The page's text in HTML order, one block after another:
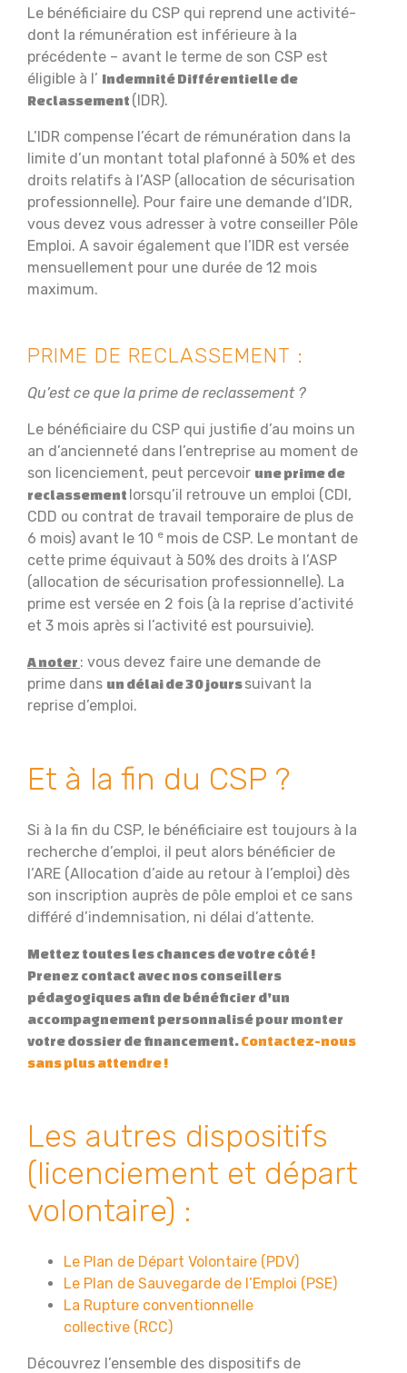
Le bénéficiaire du CSP qui reprend une activité-
dont la rémunération est inférieure à la
précédente – avant le terme de son CSP est
éligible à l’ Indemnité Différentielle de
Reclassement (IDR).
L’IDR compense l’écart de rémunération dans la
limite d’un montant total plafonné à 50% et des
droits relatifs à l’ASP (allocation de sécurisation
professionnelle). Pour faire une demande d’IDR,
vous devez vous adresser à votre conseiller Pôle
Emploi. A savoir également que l’IDR est versée
mensuellement pour une durée de 12 mois
maximum.
PRIME DE RECLASSEMENT :
Qu’est ce que la prime de reclassement ?
Le bénéficiaire du CSP qui justifie d’au moins un
an d’ancienneté dans l’entreprise au moment de
son licenciement, peut percevoir une prime de
reclassement lorsqu’il retrouve un emploi (CDI,
CDD ou contrat de travail temporaire de plus de
6 mois) avant le 10 e mois de CSP. Le montant de
cette prime équivaut à 50% des droits à l’ASP
(allocation de sécurisation professionnelle). La
prime est versée en 2 fois (à la reprise d’activité
et 3 mois après si l’activité est poursuivie).
A noter : vous devez faire une demande de
prime dans un délai de 30 jourssuivant la
reprise d’emploi.
Et à la fin du CSP ?
Si à la fin du CSP, le bénéficiaire est toujours à la
recherche d’emploi, il peut alors bénéficier de
l’ARE (Allocation d’aide au retour à l’emploi) dès
son inscription auprès de pôle emploi et ce sans
différé d’indemnisation, ni délai d’attente.
Mettez toutes les chances de votre côté !
Prenez contact avec nos conseillers
pédagogiques afin de bénéficier d’un
accompagnement personnalisé pour monter
votre dossier de financement.Contactez-nous
sans plus attendre !
Les autres dispositifs
(licenciement et départ
volontaire) :
Le Plan de Départ Volontaire (PDV)
Le Plan de Sauvegarde de l’Emploi (PSE)
La Rupture conventionnelle
collective (RCC)
Découvrez l’ensemble des dispositifs de